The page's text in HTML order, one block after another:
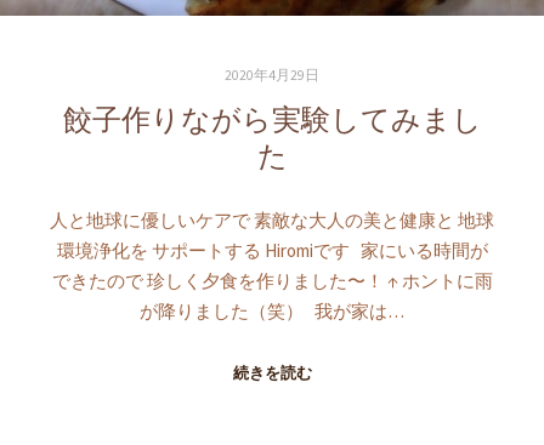
2020年4月29日
餃子作りながら実験してみまし
た
人と地球に優しいケアで 素敵な大人の美と健康と 地球
環境浄化を サポートする Hiromiです 家にいる時間が
できたので 珍しく夕食を作りました〜！ ↑ ホントに雨
が降りました（笑） 我が家は…
続きを読む